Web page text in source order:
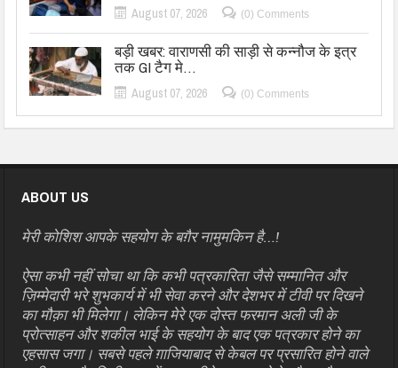
August 07, 2026 (0) Comments
बड़ी खबर: वाराणसी की साड़ी से कन्नौज के इत्र
तक GI टैग मे…
August 07, 2026 (0) Comments
ABOUT US
मेरी कोशिश आपके सहयोग के बग़ैर नामुमकिन है…!
ऐसा कभी नहीं सोचा था कि कभी पत्रकारिता जैसे सम्मानित और
ज़िम्मेदारी भरे शुभकार्य में भी सेवा करने और देशभर में टीवी पर दिखने
का मौक़ा भी मिलेगा। लेकिन मेरे एक दोस्त फरमान अली जी के
प्रोत्साहन और शकील भाई के सहयोग के बाद एक पत्रकार होने का
एहसास जगा। सबसे पहले ग़ाजियाबाद से केबल पर प्रसारित होने वाले